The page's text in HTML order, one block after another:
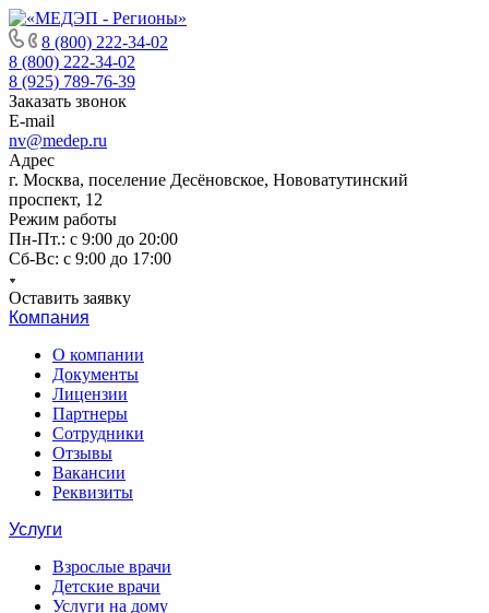
8 (800) 222-34-02
8 (800) 222-34-02
8 (925) 789-76-39
Заказать звонок
E-mail
nv@medep.ru
Адрес
г. Москва, поселение Десёновское, Нововатутинский
проспект, 12
Режим работы
Пн-Пт.: с 9:00 до 20:00
Cб-Вс: с 9:00 до 17:00
Оставить заявку
Компания
О компании
Документы
Лицензии
Партнеры
Сотрудники
Отзывы
Вакансии
Реквизиты
Услуги
Взрослые врачи
Детские врачи
Услуги на дому